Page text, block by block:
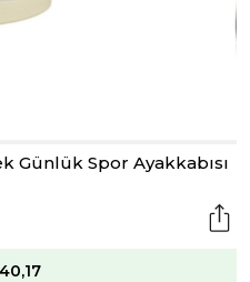
Günlük Spor Ayakkabısı